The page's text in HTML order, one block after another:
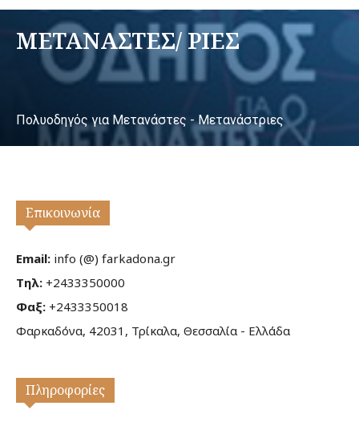
ΜΕΤΑΝΑΣΤΕΣ/ ΡΙΕΣ
Πολυοδηγός για Μετανάστες - Μετανάστριες
Επικοινωνία
Email: info (@) farkadona.gr
Τηλ: +2433350000
Φαξ: +2433350018
Φαρκαδόνα, 42031, Τρίκαλα, Θεσσαλία - Ελλάδα
Πληροφορίες